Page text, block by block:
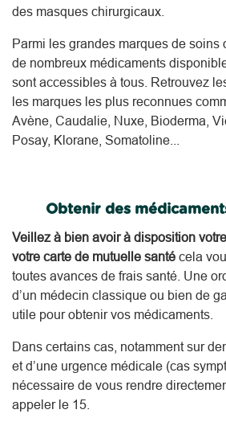
des masques chirurgicaux.
Parmi les grandes marques de soins
de nombreux médicaments
sont accessibles à tous. Retrouvez
les marques les plus reconnues
Avène, Caudalie, Nuxe, Bioderma,
Posay, Klorane, Somatoline...
Obtenir des
Veillez à bien avoir à disposition
votre carte de mutuelle santé cela
toutes avances de frais santé. Une
d’un médecin classique ou bien de
utile pour obtenir vos médicaments.
Dans certains cas, notamment sur
et d’une urgence médicale (cas
nécessaire de vous rendre
appeler le 15.